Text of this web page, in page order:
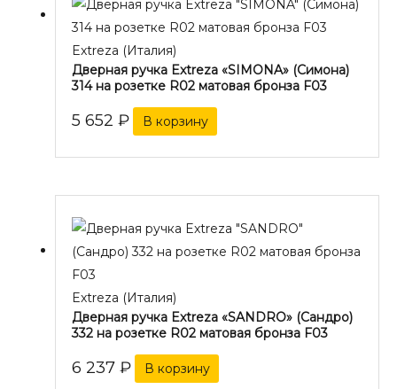
Extreza (Италия)
Дверная ручка Extreza «SIMONA» (Симона)
314 на розетке R02 матовая бронза F03
5 652 ₽ В корзину
Extreza (Италия)
Дверная ручка Extreza «SANDRO» (Сандро)
332 на розетке R02 матовая бронза F03
6 237 ₽ В корзину